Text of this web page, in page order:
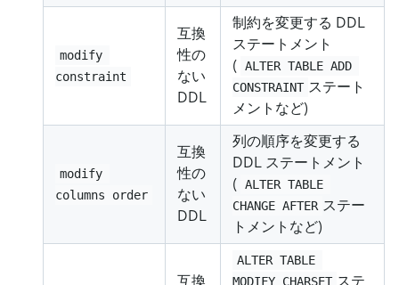
modify
constraint
互換
性の
ない
DDL
制約を変更する DDL
ステートメント
( ALTER TABLE ADD
CONSTRAINT ステート
メントなど)
modify
columns order
互換
性の
ない
DDL
列の順序を変更する
DDL ステートメント
( ALTER TABLE
CHANGE AFTER ステー
トメントなど)
互換
ALTER TABLE
MODIFY CHARSET ステ